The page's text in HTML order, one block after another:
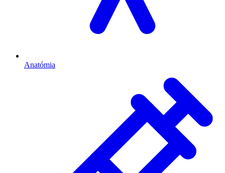
Anatómia